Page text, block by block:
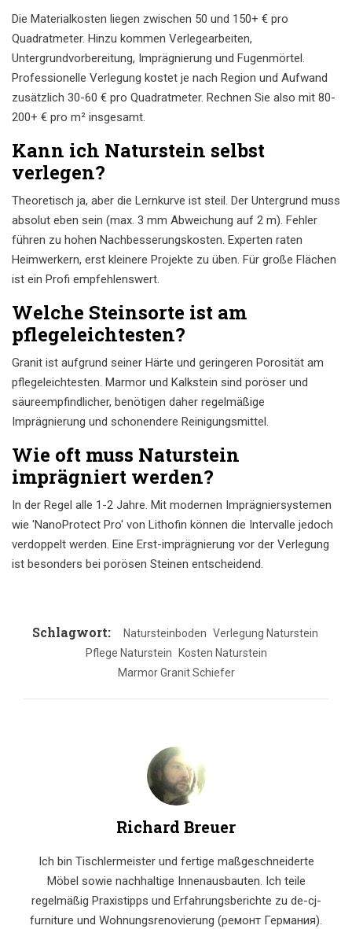
Die Materialkosten liegen zwischen 50 und 150+ € pro
Quadratmeter. Hinzu kommen Verlegearbeiten,
Untergrundvorbereitung, Imprägnierung und Fugenmörtel.
Professionelle Verlegung kostet je nach Region und Aufwand
zusätzlich 30-60 € pro Quadratmeter. Rechnen Sie also mit 80-
200+ € pro m² insgesamt.
Kann ich Naturstein selbst
verlegen?
Theoretisch ja, aber die Lernkurve ist steil. Der Untergrund muss
absolut eben sein (max. 3 mm Abweichung auf 2 m). Fehler
führen zu hohen Nachbesserungskosten. Experten raten
Heimwerkern, erst kleinere Projekte zu üben. Für große Flächen
ist ein Profi empfehlenswert.
Welche Steinsorte ist am
pflegeleichtesten?
Granit ist aufgrund seiner Härte und geringeren Porosität am
pflegeleichtesten. Marmor und Kalkstein sind poröser und
säureempfindlicher, benötigen daher regelmäßige
Imprägnierung und schonendere Reinigungsmittel.
Wie oft muss Naturstein
imprägniert werden?
In der Regel alle 1-2 Jahre. Mit modernen Imprägniersystemen
wie 'NanoProtect Pro' von Lithofin können die Intervalle jedoch
verdoppelt werden. Eine Erst-imprägnierung vor der Verlegung
ist besonders bei porösen Steinen entscheidend.
Schlagwort: Natursteinboden Verlegung Naturstein
Pflege Naturstein
Kosten Naturstein
Marmor Granit Schiefer
Richard Breuer
Ich bin Tischlermeister und fertige maßgeschneiderte
Möbel sowie nachhaltige Innenausbauten. Ich teile
regelmäßig Praxistipps und Erfahrungsberichte zu de-cj-
furniture und Wohnungsrenovierung (ремонт Германия).